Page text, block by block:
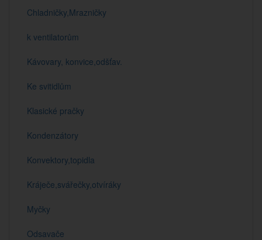
Chladničky,Mrazničky
k ventilatorům
Kávovary, konvice,odšťav.
Ke svitidlům
Klasické pračky
Kondenzátory
Konvektory,topidla
Kráječe,svářečky,otvíráky
Myčky
Odsavače